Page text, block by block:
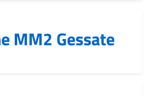
MM2 Gessate